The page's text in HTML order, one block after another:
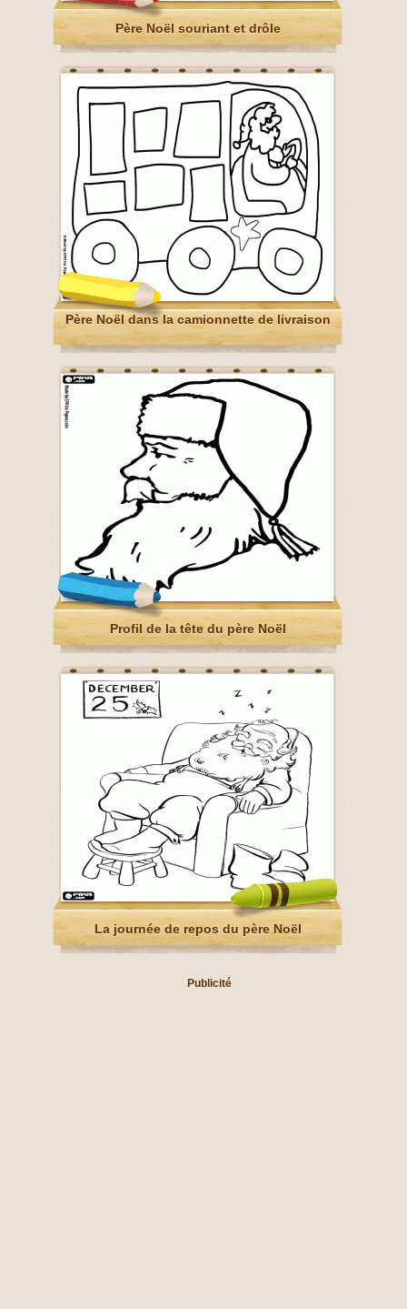
Père Noël souriant et drôle
Père Noël dans la camionnette de livraison
Profil de la tête du père Noël
La journée de repos du père Noël
Publicité